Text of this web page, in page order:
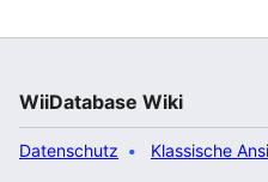
WiiDatabase Wiki
Datenschutz Klassische